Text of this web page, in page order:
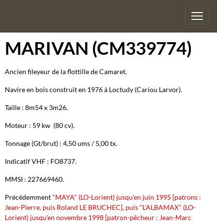
MARIVAN (CM339774)
Ancien fileyeur de la flottille de Camaret.
Navire en bois construit en 1976 à Loctudy (Cariou Larvor).
Taille : 8m54 x 3m26.
Moteur : 59 kw (80 cv).
Tonnage (Gt/brut) : 4,50 ums / 5,00 tx.
Indicatif VHF : FO8737.
MMSI : 227669460.
Précédemment "MAYA" (LO-Lorient) jusqu'en juin 1995 [patrons :
Jean-Pierre, puis Roland LE BRUCHEC], puis "L'ALBAMAX" (LO-
Lorient) jusqu'en novembre 1998 [patron-pêcheur : Jean-Marc